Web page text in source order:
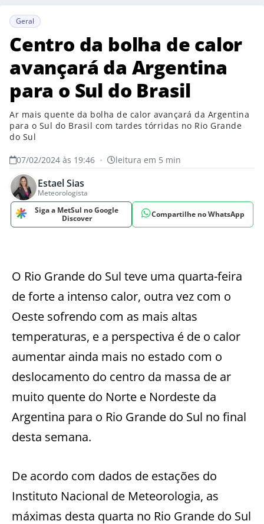
Geral
Centro da bolha de calor
avançará da Argentina
para o Sul do Brasil
Ar mais quente da bolha de calor avançará da Argentina
para o Sul do Brasil com tardes tórridas no Rio Grande
do Sul
07/02/2024 às 19:46 • leitura em 5 min
Estael Sias
Meteorologista
Siga a MetSul no Google
Discover
Compartilhe no WhatsApp
O Rio Grande do Sul teve uma quarta-feira
de forte a intenso calor, outra vez com o
Oeste sofrendo com as mais altas
temperaturas, e a perspectiva é de o calor
aumentar ainda mais no estado com o
deslocamento do centro da massa de ar
muito quente do Norte e Nordeste da
Argentina para o Rio Grande do Sul no final
desta semana.
De acordo com dados de estações do
Instituto Nacional de Meteorologia, as
máximas desta quarta no Rio Grande do Sul